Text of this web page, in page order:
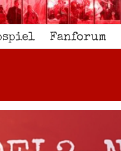
Fanforum